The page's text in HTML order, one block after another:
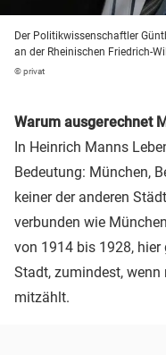
Der Politikwissenschaftler
an der Rheinischen Friedrich-
© privat
Warum ausgerechnet
In Heinrich Manns
Bedeutung: München,
keiner der anderen
verbunden wie
von 1914 bis 1928, hier
Stadt, zumindest,
mitzählt.